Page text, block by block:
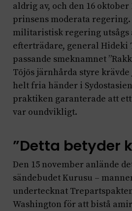
aldrig av, och den 16 oktober
prinsens moderata regering.
militaristisk regering utsågs
efterträdare, general Hideki
passande smeknamnet
Tōjōs järnhårda styre
helt fria händer i
praktiken garanterade att
var oundvikligt.
”Detta betyder
Den 15 november anlände
sändebudet Kurusu –
undertecknat
Washington för att bistå